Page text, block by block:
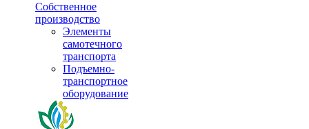
Собственное
производство
Элементы
самотечного
транспорта
Подъемно-
транспортное
оборудование